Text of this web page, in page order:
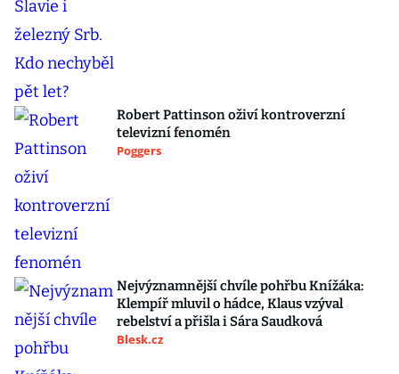
Robert Pattinson oživí kontroverzní
televizní fenomén
Poggers
Nejvýznamnější chvíle pohřbu Knížáka:
Klempíř mluvil o hádce, Klaus vzýval
rebelství a přišla i Sára Saudková
Blesk.cz